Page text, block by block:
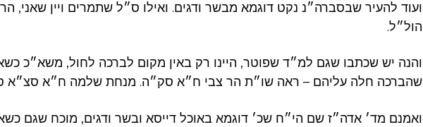
ועוד להעיר שבסברה״נ נקט דוגמא מבשר ודגים. ואילו ס״ל שתמרים ויין שאני,
הול״ל.
והנה יש שכתבו שגם למ״ד שפוטר, היינו רק באין מקום לברכה לחול, משא״כ
שהברכה חלה עליהם – ראה שו״ת הר צבי ח״א סק״ה. מנחת שלמה ח״א סצ״א
ואמנם מד׳ אדה״ז שם הי״ח שכ׳ דוגמא באוכל דייסא ובשר ודגים, מוכח שגם